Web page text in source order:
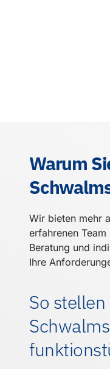
Warum
Wir bieten mehr
erfahrenen Team
Beratung und
Ihre
So